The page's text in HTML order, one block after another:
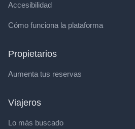
Accesibilidad
Cómo funciona la plataforma
Propietarios
Aumenta tus reservas
Viajeros
Lo más buscado